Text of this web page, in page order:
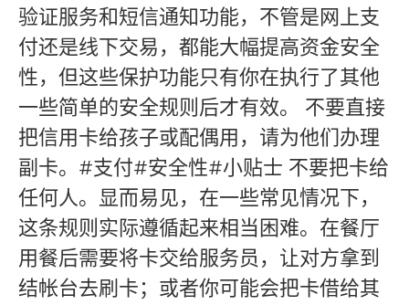
验证服务和短信通知功能，不管是网上支
付还是线下交易，都能大幅提高资金安全
性，但这些保护功能只有你在执行了其他
一些简单的安全规则后才有效。 不要直接
把信用卡给孩子或配偶用，请为他们办理
副卡。#支付#安全性#小贴士 不要把卡给
任何人。显而易见，在一些常见情况下，
这条规则实际遵循起来相当困难。在餐厅
用餐后需要将卡交给服务员，让对方拿到
结帐台去刷卡；或者你可能会把卡借给其